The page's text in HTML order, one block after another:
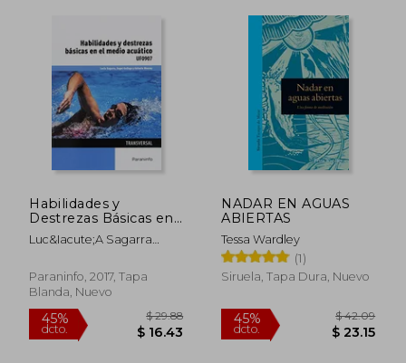
dcto. $ 26.69
Habilidades y
Destrezas Básicas en
el Medio Acuático
Luc&Iacute;A Sagarra
Jes&Uacute;S Monroy
Ant&Oacute;N; Angel F.
Gallego L&Aacute;Zaro
Paraninfo, 2017, Tapa
Blanda, Nuevo
NADAR EN AGUAS
ABIERTAS
Tessa Wardley
(1)
Siruela, Tapa Dura, Nuevo